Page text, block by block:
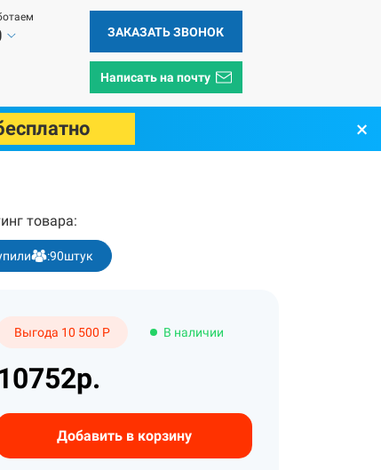
ЗАКАЗАТЬ ЗВОНОК
Написать на почту
×
Aquapro UV-1GPM (0,5 м3/ч)
товара:
:90штук
Выгода 10 500 Р В наличии
Добавить в корзину